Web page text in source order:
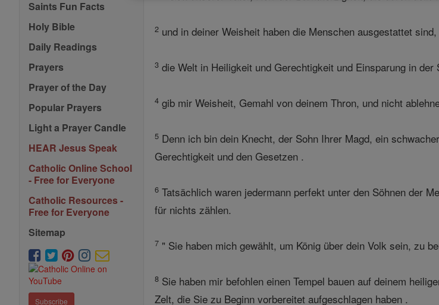
Saints Fun Facts
Holy Bible
Daily Readings
Prayers
Prayer of the Day
Popular Prayers
Light a Prayer Candle
HEAR Jesus Speak
Catholic Online School
- Free for Everyone
Catholic Resources -
Free for Everyone
Sitemap
Subscribe
2 und in deiner Weisheit haben die Menschen ausgestattet
3 die Welt in Heiligkeit und Gerechtigkeit und Einsparung in
4 gib mir Weisheit, Gemahl von deinem Thron, und nicht
5 Denn ich bin dein Knecht, der Sohn Ihrer Magd, ein
Gerechtigkeit und den Gesetzen .
6 Tatsächlich waren jedermann perfekt unter den Söhnen der
für nichts zählen.
7 " Sie haben mich gewählt, um König über dein Volk sein, zu
8 Sie haben mir befohlen einen Tempel bauen auf deinem
Zelt, die Sie zu Beginn vorbereitet aufgeschlagen haben .